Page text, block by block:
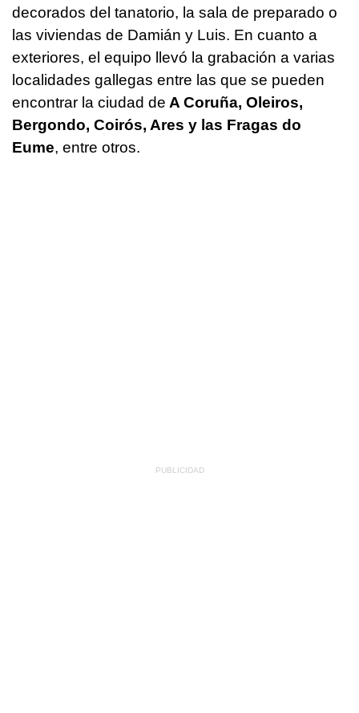
decorados del tanatorio, la sala de preparado o
las viviendas de Damián y Luis. En cuanto a
exteriores, el equipo llevó la grabación a varias
localidades gallegas entre las que se pueden
encontrar la ciudad de A Coruña, Oleiros,
Bergondo, Coirós, Ares y las Fragas do
Eume, entre otros.